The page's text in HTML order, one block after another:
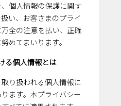
個人情報の保護に関す
い、お客さまのプライ
全の注意を払い、正確
めてまいります。
る個人情報とは
り扱われる個人情報に
ます。本プライバシー